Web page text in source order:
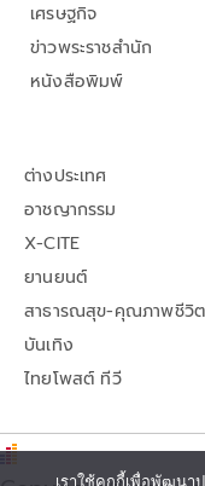
เศรษฐกิจ
ข่าวพระราชสำนัก
หนังสือพิมพ์
ต่างประเทศ
อาชญากรรม
X-CITE
ยานยนต์
สาธารณสุข-คุณภาพชีวิต
บันเทิง
ไทยโพสต์ ทีวี
เราใช้คุกกี้เพื่อพัฒนา